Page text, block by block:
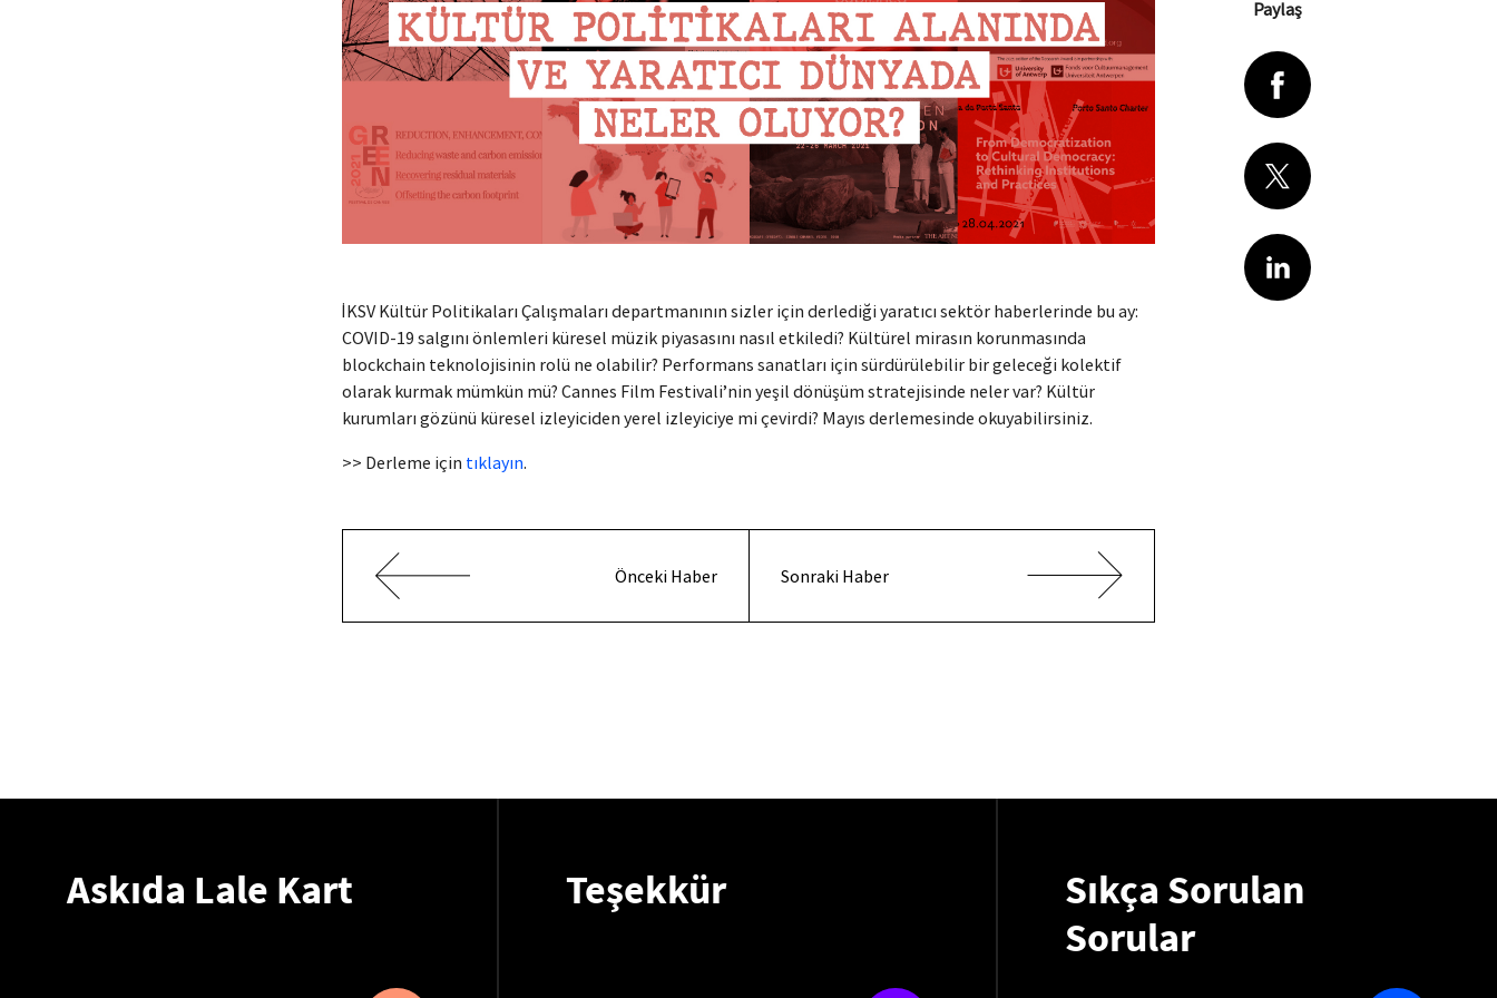
Etkinlikler
Haberler
Bize Ulaşın
İKSV Kültür Politikaları Çalışmaları departmanının sizler için derlediği yaratıcı sektör haberlerinde bu ay:
COVID-19 salgını önlemleri küresel müzik piyasasını nasıl etkiledi? Kültürel mirasın korunmasında
blockchain teknolojisinin rolü ne olabilir? Performans sanatları için sürdürülebilir bir geleceği kolektif
olarak kurmak mümkün mü? Cannes Film Festivali’nin yeşil dönüşüm stratejisinde neler var? Kültür
kurumları gözünü küresel izleyiciden yerel izleyiciye mi çevirdi? Mayıs derlemesinde okuyabilirsiniz.
>> Derleme için tıklayın.
Önceki Haber Sonraki Haber
Paylaş
Askıda Lale Kart Teşekkür
Sıkça Sorulan
Sorular